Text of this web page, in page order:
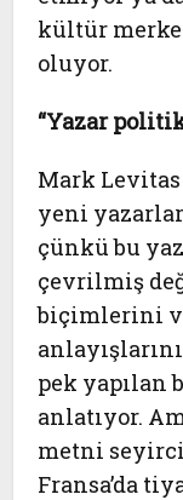
kültür
oluyor.
“Yazar
Mark
yeni
çünkü bu
çevrilmiş
biçimlerini
pek yapılan
anlatıyor.
metni
Fransa’da